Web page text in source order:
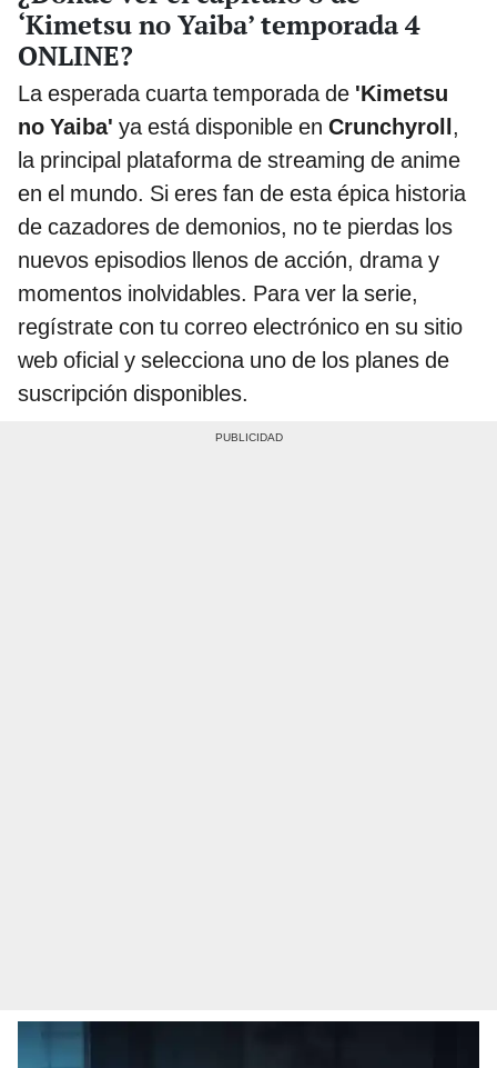
‘Kimetsu no Yaiba’ temporada 4
ONLINE?
La esperada cuarta temporada de 'Kimetsu
no Yaiba' ya está disponible en Crunchyroll,
la principal plataforma de streaming de anime
en el mundo. Si eres fan de esta épica historia
de cazadores de demonios, no te pierdas los
nuevos episodios llenos de acción, drama y
momentos inolvidables. Para ver la serie,
regístrate con tu correo electrónico en su sitio
web oficial y selecciona uno de los planes de
suscripción disponibles.